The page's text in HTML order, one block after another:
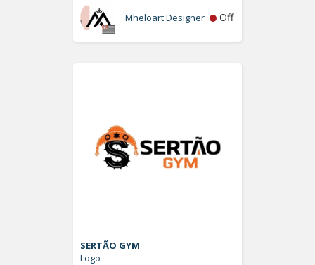
Mheloart Designer Off
SERTÃO GYM
Logo